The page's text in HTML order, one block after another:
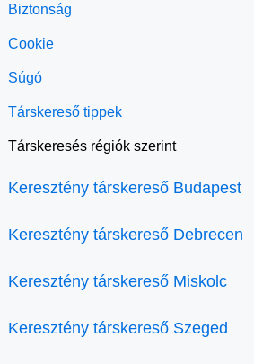
Biztonság
Cookie
Súgó
Társkereső tippek
Társkeresés régiók szerint
Keresztény társkereső Budapest
Keresztény társkereső Debrecen
Keresztény társkereső Miskolc
Keresztény társkereső Szeged